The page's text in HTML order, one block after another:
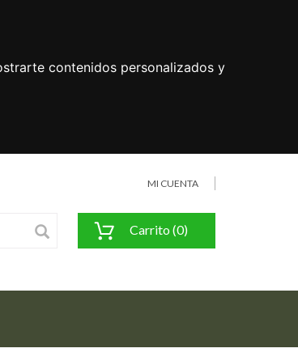
contenidos personalizados y
MI CUENTA
Carrito (0)